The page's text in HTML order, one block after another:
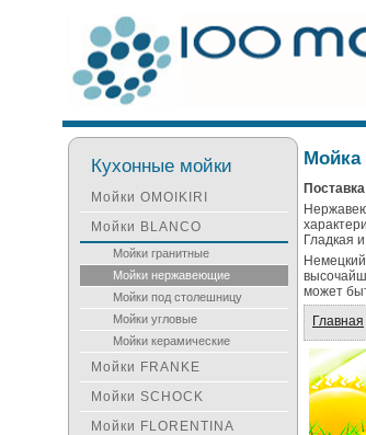
Мойка
Гладкая
может
Главная
Кухонные мойки
Мойки OMOIKIRI
Мойки BLANCO
Мойки гранитные
Мойки нержавеющие
Мойки под столешницу
Мойки угловые
Мойки керамические
Мойки FRANKE
Мойки SCHOCK
Мойки FLORENTINA